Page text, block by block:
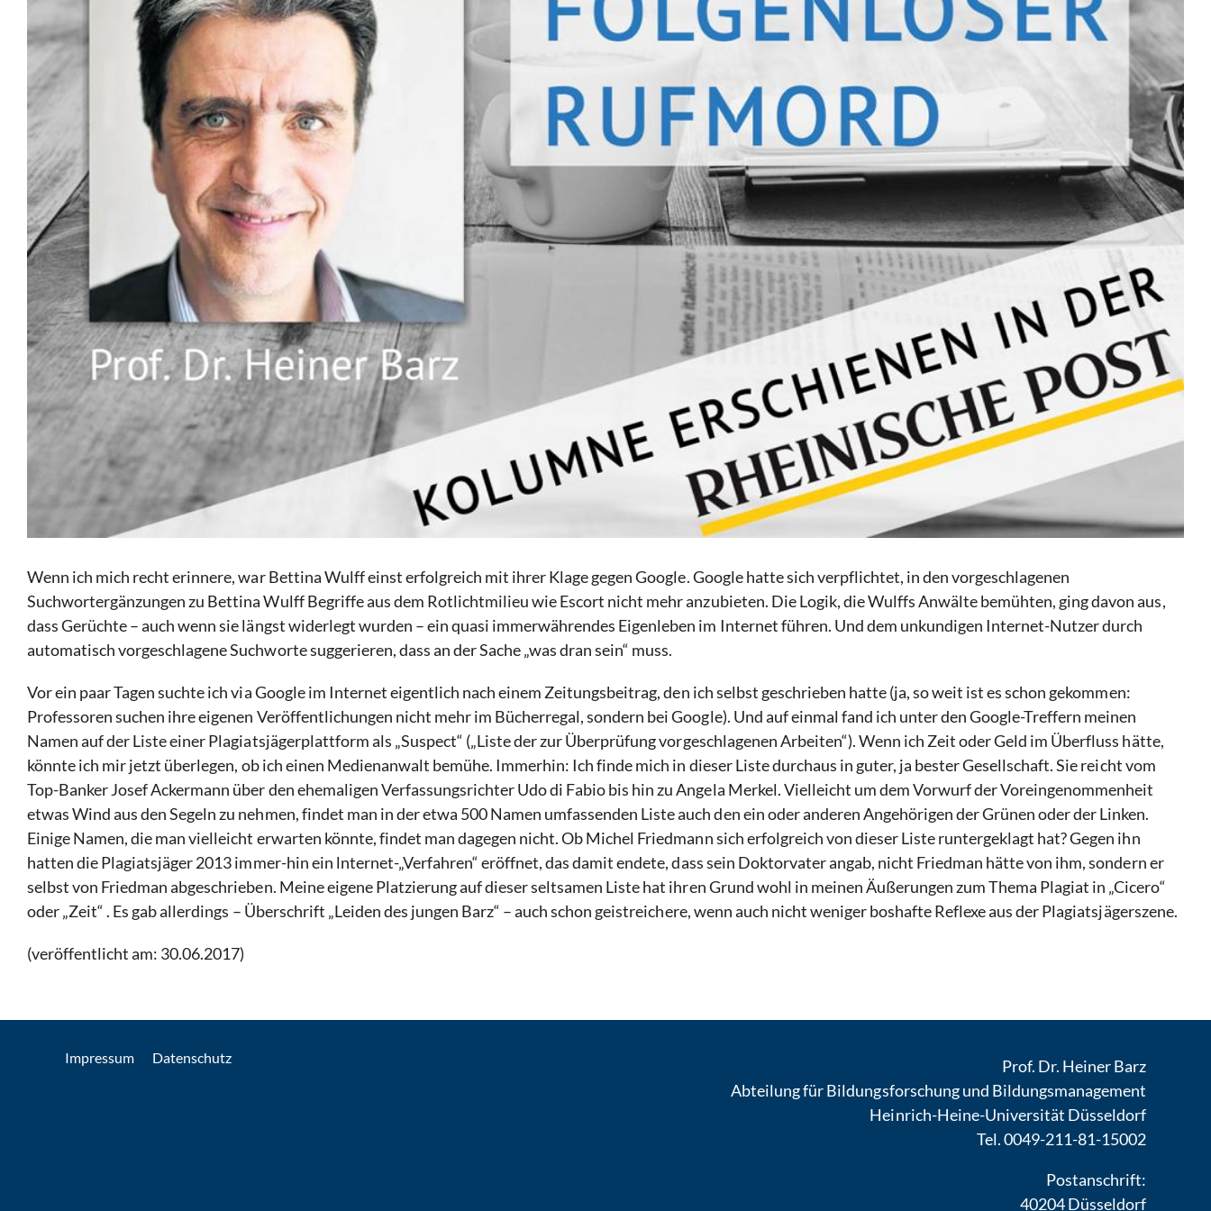
Wenn ich mich recht erinnere, war Bettina Wulff einst erfolgreich mit ihrer Klage gegen Google. Google hatte sich verpflichtet, in den vorgeschlagenen
Suchwortergänzungen zu Bettina Wulff Begriffe aus dem Rotlichtmilieu wie Escort nicht mehr anzubieten. Die Logik, die Wulffs Anwälte bemühten, ging davon aus,
dass Gerüchte – auch wenn sie längst widerlegt wurden – ein quasi immerwährendes Eigenleben im Internet führen. Und dem unkundigen Internet-Nutzer durch
automatisch vorgeschlagene Suchworte suggerieren, dass an der Sache „was dran sein“ muss.
Vor ein paar Tagen suchte ich via Google im Internet eigentlich nach einem Zeitungsbeitrag, den ich selbst geschrieben hatte (ja, so weit ist es schon gekommen:
Professoren suchen ihre eigenen Veröffentlichungen nicht mehr im Bücherregal, sondern bei Google). Und auf einmal fand ich unter den Google-Treffern meinen
Namen auf der Liste einer Plagiatsjägerplattform als „Suspect“ („Liste der zur Überprüfung vorgeschlagenen Arbeiten“). Wenn ich Zeit oder Geld im Überfluss hätte,
könnte ich mir jetzt überlegen, ob ich einen Medienanwalt bemühe. Immerhin: Ich finde mich in dieser Liste durchaus in guter, ja bester Gesellschaft. Sie reicht vom
Top-Banker Josef Ackermann über den ehemaligen Verfassungsrichter Udo di Fabio bis hin zu Angela Merkel. Vielleicht um dem Vorwurf der Voreingenommenheit
etwas Wind aus den Segeln zu nehmen, findet man in der etwa 500 Namen umfassenden Liste auch den ein oder anderen Angehörigen der Grünen oder der Linken.
Einige Namen, die man vielleicht erwarten könnte, findet man dagegen nicht. Ob Michel Friedmann sich erfolgreich von dieser Liste runtergeklagt hat? Gegen ihn
hatten die Plagiatsjäger 2013 immer-hin ein lnternet-„Verfahren“ eröffnet, das damit endete, dass sein Doktorvater angab, nicht Friedman hätte von ihm, sondern er
selbst von Friedman abgeschrieben. Meine eigene Platzierung auf dieser seltsamen Liste hat ihren Grund wohl in meinen Äußerungen zum Thema Plagiat in „Cicero“
oder „Zeit“ . Es gab allerdings – Überschrift „Leiden des jungen Barz“ – auch schon geistreichere, wenn auch nicht weniger boshafte Reflexe aus der Plagiatsjägerszene.
(veröffentlicht am: 30.06.2017)
Impressum Datenschutz
Prof. Dr. Heiner Barz
Abteilung für Bildungsforschung und Bildungsmanagement
Heinrich-Heine-Universität Düsseldorf
Tel. 0049-211-81-15002
Postanschrift:
40204 Düsseldorf